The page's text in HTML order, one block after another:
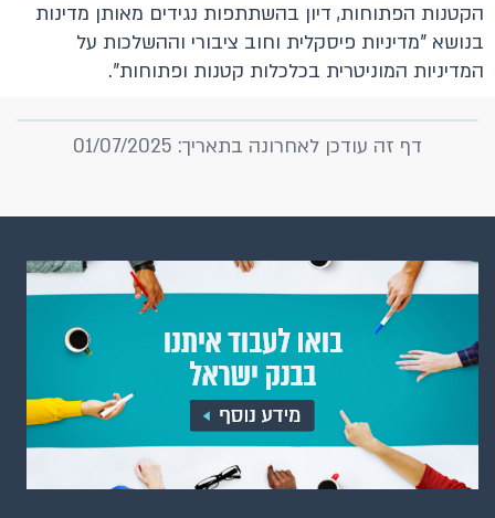
הקטנות הפתוחות, דיון בהשתתפות נגידים מאותן מדינות
בנושא "מדיניות פיסקלית וחוב ציבורי וההשלכות על
המדיניות המוניטרית בכלכלות קטנות ופתוחות".
דף זה עודכן לאחרונה בתאריך: 01/07/2025